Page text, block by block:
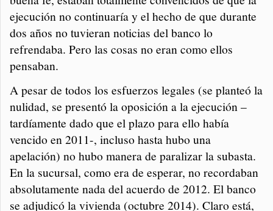
ejecución no continuaría y el hecho de que durante
dos años no tuvieran noticias del banco lo
refrendaba. Pero las cosas no eran como ellos
pensaban.
A pesar de todos los esfuerzos legales (se planteó la
nulidad, se presentó la oposición a la ejecución –
tardíamente dado que el plazo para ello había
vencido en 2011-, incluso hasta hubo una
apelación) no hubo manera de paralizar la subasta.
En la sucursal, como era de esperar, no recordaban
absolutamente nada del acuerdo de 2012. El banco
se adjudicó la vivienda (octubre 2014). Claro está,